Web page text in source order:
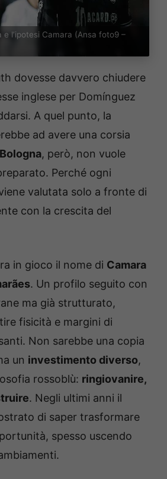
e l’ipotesi Camara (Ansa foto9 –
dovesse davvero chiudere
inglese per Domínguez
A quel punto, la
ad avere una corsia
Bologna, però, non vuole
Perché ogni
valutata solo a fronte di
con la crescita del
in gioco il nome di Camara
. Un profilo seguito con
ma già strutturato,
fisicità e margini di
Non sarebbe una copia
un investimento diverso,
rossoblù: ringiovanire,
. Negli ultimi anni il
di saper trasformare
spesso uscendo